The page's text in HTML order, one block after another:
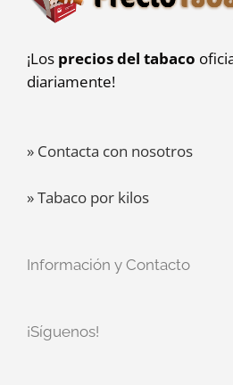
¡Los precios del tabaco
diariamente!
» Contacta con nosotros
» Tabaco por kilos
Información y Contacto
¡Síguenos!